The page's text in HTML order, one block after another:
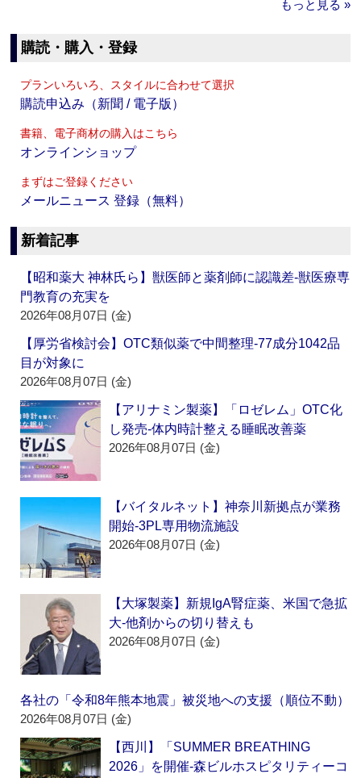
もっと見る »
購読・購入・登録
プランいろいろ、スタイルに合わせて選択
購読申込み（新聞 / 電子版）
書籍、電子商材の購入はこちら
オンラインショップ
まずはご登録ください
メールニュース 登録（無料）
新着記事
【昭和薬大 神林氏ら】獣医師と薬剤師に認識差‐獣医療専
門教育の充実を
2026年08月07日 (金)
【厚労省検討会】OTC類似薬で中間整理‐77成分1042品
目が対象に
2026年08月07日 (金)
【アリナミン製薬】「ロゼレム」OTC化
し発売‐体内時計整える睡眠改善薬
2026年08月07日 (金)
【バイタルネット】神奈川新拠点が業務
開始‐3PL専用物流施設
2026年08月07日 (金)
【大塚製薬】新規IgA腎症薬、米国で急拡
大‐他剤からの切り替えも
2026年08月07日 (金)
各社の「令和8年熊本地震」被災地への支援（順位不動）
2026年08月07日 (金)
【西川】「SUMMER BREATHING
2026」を開催‐森ビルホスピタリティーコ